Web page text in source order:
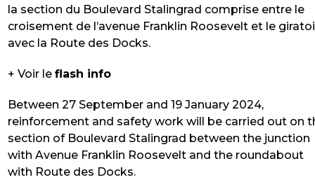
la section du Boulevard Stalingrad comprise entre le
croisement de l’avenue Franklin Roosevelt et le
avec la Route des Docks.
+ Voir leflash info
Between 27 September and 19 January 2024,
reinforcement and safety work will be carried out on
section of Boulevard Stalingrad between the junction
with Avenue Franklin Roosevelt and the roundabout
with Route des Docks.